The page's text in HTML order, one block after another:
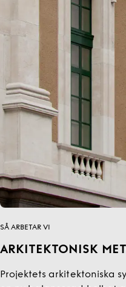
SÅ ARBETAR VI
ARKITEKTONISK
Projektets arkitektoniska